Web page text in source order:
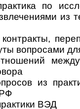
по
из
вопросами
из
ВЭД